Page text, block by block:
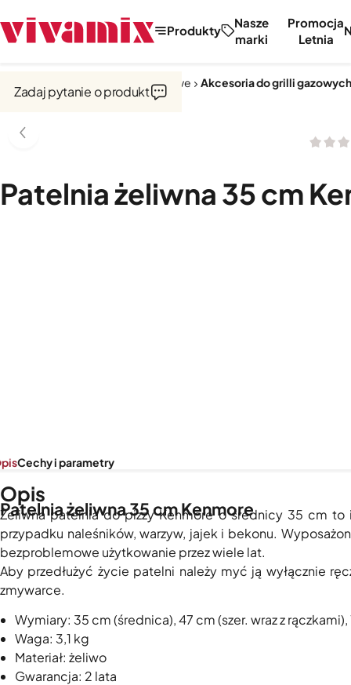
Produkty
Nasze
marki
Promocja
Letnia
Grille gazowe Akcesoria do grilli gazowych
Patelnia żeliwna 35 cm
Zadaj pytanie o produkt
Patelnia żeliwna 35 cm Kenmore
Cechy i parametry
Opis
Żeliwna patelnia do pizzy Kenmore o średnicy 35 cm
przypadku naleśników, warzyw, jajek i bekonu.
bezproblemowe użytkowanie przez wiele lat.
Aby przedłużyć życie patelni należy myć ją wyłącznie
zmywarce.
Wymiary: 35 cm (średnica), 47 cm (szer. wraz z rączkami),
Waga: 3,1 kg
Materiał: żeliwo
Gwarancja: 2 lata